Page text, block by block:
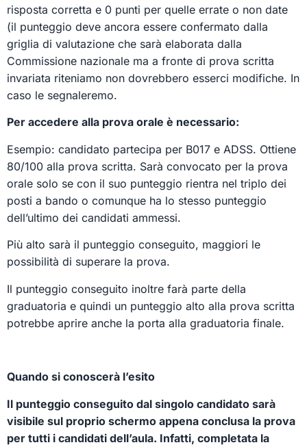
risposta corretta e 0 punti per quelle errate o non date
(il punteggio deve ancora essere confermato dalla
griglia di valutazione che sarà elaborata dalla
Commissione nazionale ma a fronte di prova scritta
invariata riteniamo non dovrebbero esserci modifiche. In
caso le segnaleremo.
Per accedere alla prova orale è necessario:
Esempio: candidato partecipa per B017 e ADSS. Ottiene
80/100 alla prova scritta. Sarà convocato per la prova
orale solo se con il suo punteggio rientra nel triplo dei
posti a bando o comunque ha lo stesso punteggio
dell’ultimo dei candidati ammessi.
Più alto sarà il punteggio conseguito, maggiori le
possibilità di superare la prova.
Il punteggio conseguito inoltre farà parte della
graduatoria e quindi un punteggio alto alla prova scritta
potrebbe aprire anche la porta alla graduatoria finale.
Quando si conoscerà l’esito
Il punteggio conseguito dal singolo candidato sarà
visibile sul proprio schermo appena conclusa la prova
per tutti i candidati dell’aula. Infatti, completata la